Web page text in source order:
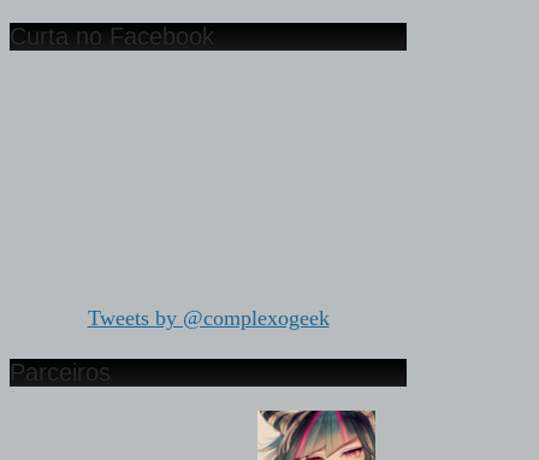
Curta no Facebook
Tweets by @complexogeek
Parceiros